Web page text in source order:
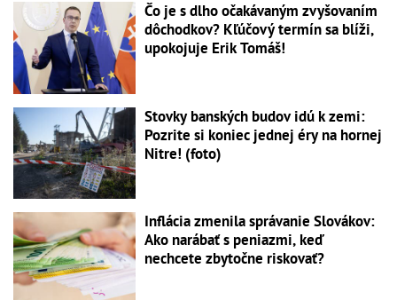
Čo je s dlho očakávaným zvyšovaním
dôchodkov? Kľúčový termín sa blíži,
upokojuje Erik Tomáš!
Stovky banských budov idú k zemi:
Pozrite si koniec jednej éry na hornej
Nitre! (foto)
Inflácia zmenila správanie Slovákov:
Ako narábať s peniazmi, keď
nechcete zbytočne riskovať?